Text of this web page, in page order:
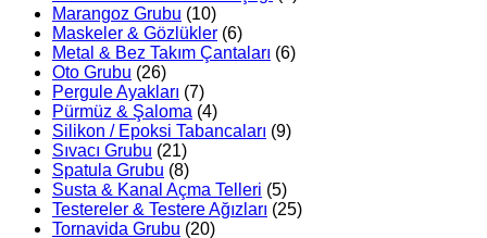
Marangoz Grubu (10)
Maskeler & Gözlükler (6)
Metal & Bez Takım Çantaları (6)
Oto Grubu (26)
Pergule Ayakları (7)
Pürmüz & Şaloma (4)
Silikon / Epoksi Tabancaları (9)
Sıvacı Grubu (21)
Spatula Grubu (8)
Susta & Kanal Açma Telleri (5)
Testereler & Testere Ağızları (25)
Tornavida Grubu (20)